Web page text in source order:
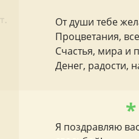
От души тебе
Процветания,
Счастья, мира и
Денег, радости,
Я поздравляю